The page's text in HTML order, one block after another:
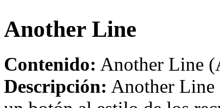
Another Line
Contenido: Another Line
Descripción: Another Line